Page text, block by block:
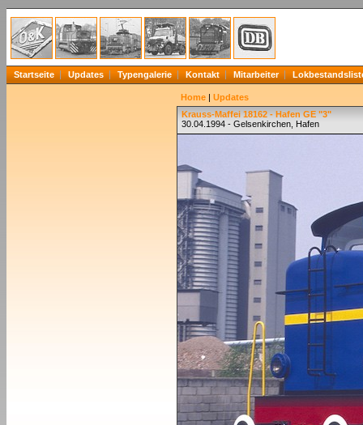
Startseite Updates Typengalerie Kontakt Mitarbeiter
Home | Updates
Krauss-Maffei 18162 - Hafen GE "3"
30.04.1994 - Gelsenkirchen, Hafen